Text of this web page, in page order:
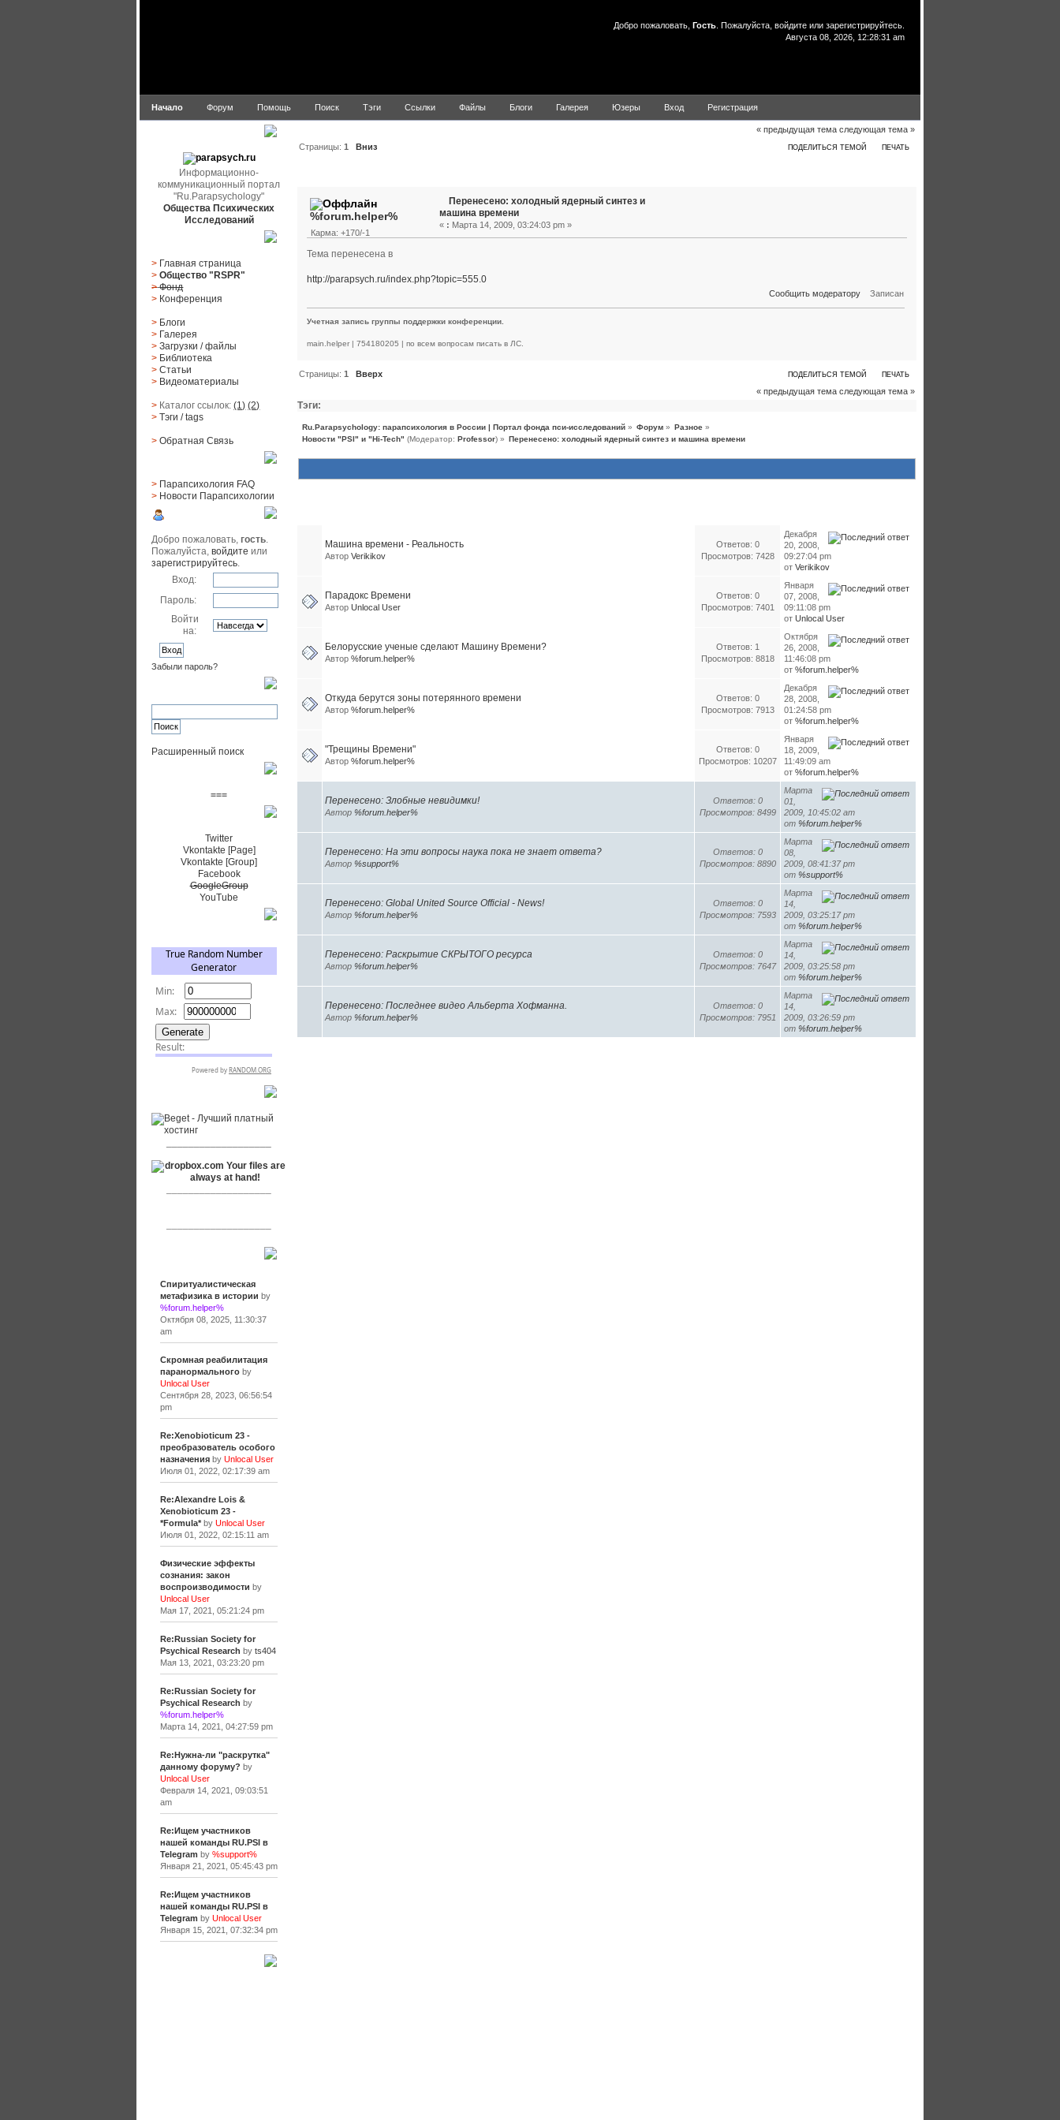
Добро пожаловать, Гость . Пожалуйста, войдите или зарегистрируйтесь
Августа 08, 2026, 12:28:31 am
Начало Форум Помощь Поиск Тэги Ссылки Файлы Блоги Галерея Юзеры Вход Регистрация
Информационно-
коммуникационный портал
"Ru.Parapsychology"
Общества Психических
Исследований
> Главная страница
> Общество "RSPR"
> Фонд
> Конференция
> Блоги
> Галерея
> Загрузки/файлы
> Библиотека
> Статьи
> Видеоматериалы
> Каталог ссылок:(1) (2)
> Тэги/ tags
> Обратная Cвязь
> Парапсихология FAQ
> Новости Парапсихологии
Добро пожаловать,гость.
Пожалуйста,войдите или
зарегистрируйтесь.
Вход:
Пароль:
Войти
на:
Забыли пароль?
Расширенный поиск
===
Twitter
Vkontakte [Page]
Vkontakte [Group]
Facebook
GoogleGroup
YouTube
Спиритуалистическая
метафизика в истории by
%forum.helper%
Октября 08, 2025, 11:30:37
am
Скромная реабилитация
паранормальногоby
Unlocal User
Сентября 28, 2023, 06:56:54
pm
Re:Xenobioticum 23 -
преобразователь особого
назначенияby Unlocal User
Июля 01, 2022, 02:17:39 am
Re:Alexandre Lois &
Xenobioticum 23 -
*Formula*by Unlocal User
Июля 01, 2022, 02:15:11 am
Физические эффекты
сознания: закон
воспроизводимости by
Unlocal User
Мая 17, 2021, 05:21:24 pm
Re:Russian Society for
Psychical Research by ts404
Мая 13, 2021, 03:23:20 pm
Re:Russian Society for
Psychical Research by
%forum.helper%
Марта 14, 2021, 04:27:59 pm
Re:Нужна-ли "раскрутка"
данному форуму? by
Unlocal User
Февраля 14, 2021, 09:03:51
am
Re:Ищем участников
нашей команды RU.PSI в
Telegram by %support%
Января 21, 2021, 05:45:43 pm
Re:Ищем участников
нашей команды RU.PSI в
Telegram by Unlocal User
Января 15, 2021, 07:32:34 pm
« предыдущая тема следующая тема »
ПОДЕЛИТЬСЯ ТЕМОЙ ПЕЧАТЬ
Страницы:1 Вниз
%forum.helper%
Карма: +170/-1
Перенесено: холодный ядерный синтез и
машина времени
« : Марта 14, 2009, 03:24:03 pm »
Тема перенесена в
http://parapsych.ru/index.php?topic=555.0
Сообщить модератору Записан
Учетная запись группы поддержки конференции.
main.helper | 754180205 | по всем вопросам писать в ЛС.
ПОДЕЛИТЬСЯ ТЕМОЙ ПЕЧАТЬ
Страницы:1
Вверх
« предыдущая тема следующая тема »
Тэги:
Ru.Parapsychology: парапсихология в России | Портал фонда пси-исследований » Форум » Разное »
Новости "PSI" и "Hi-Tech" (Модератор: Professor) » Перенесено: холодный ядерный синтез и машина времени
Машина времени - Реальность
Автор Verikikov
Ответов: 0
Просмотров: 7428
Декабря
20, 2008,
09:27:04 pm
от Verikikov
Парадокс Времени
Автор Unlocal User
Ответов: 0
Просмотров: 7401
Января
07, 2008,
09:11:08 pm
от Unlocal User
Белорусские ученые сделают Машину Времени?
Автор %forum.helper%
Ответов: 1
Просмотров: 8818
Октября
26, 2008,
11:46:08 pm
от %forum.helper%
Откуда берутся зоны потерянного времени
Автор %forum.helper%
Ответов: 0
Просмотров: 7913
Декабря
28, 2008,
01:24:58 pm
от %forum.helper%
"Трещины Времени"
Автор %forum.helper%
Ответов: 0
Просмотров: 10207
Января
18, 2009,
11:49:09 am
от %forum.helper%
Перенесено: Злобные невидимки!
Автор %forum.helper%
Ответов: 0
Просмотров: 8499
Марта
01,
2009, 10:45:02 am
от %forum.helper%
Перенесено: На эти вопросы наука пока не знает ответа?
Автор %support%
Ответов: 0
Просмотров: 8890
Марта
08,
2009, 08:41:37 pm
от %support%
Перенесено: Global United Source Official - News!
Автор %forum.helper%
Ответов: 0
Просмотров: 7593
Марта
14,
2009, 03:25:17 pm
от %forum.helper%
Перенесено: Раскрытие СКРЫТОГО ресурса
Автор %forum.helper%
Ответов: 0
Просмотров: 7647
Марта
14,
2009, 03:25:58 pm
от %forum.helper%
Перенесено: Последнее видео Альберта Хофманна.
Автор %forum.helper%
Ответов: 0
Просмотров: 7951
Марта
14,
2009, 03:26:59 pm
от %forum.helper%